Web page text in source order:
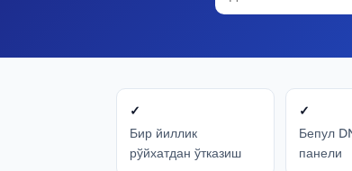
✓
Бир йиллик
рўйхатдан ўтказиш
✓
Бепул
панели